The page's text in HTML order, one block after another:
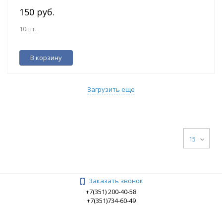
150 руб.
10шт.
В корзину
Загрузить еще
15
Заказать звонок
+7(351) 200-40-58
+7(351)734-60-49